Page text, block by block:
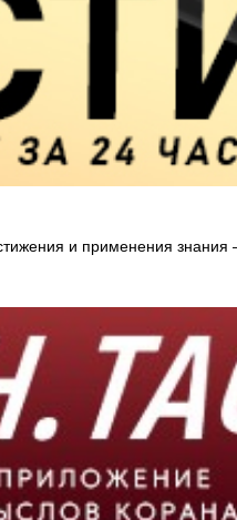
и применения знания